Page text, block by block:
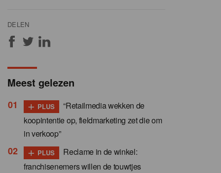
DELEN
Meest gelezen
+ PLUS
“Retailmedia wekken de
koopintentie op, fieldmarketing zet die om
in verkoop”
+ PLUS
Reclame in de winkel:
franchisenemers willen de touwtjes